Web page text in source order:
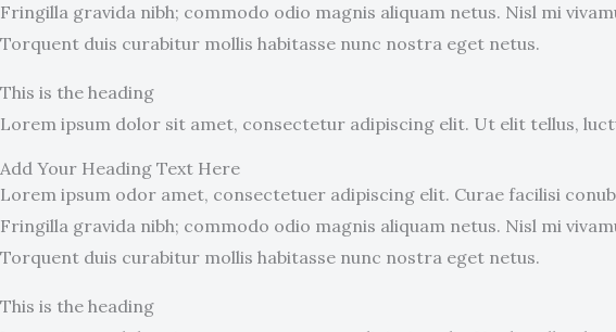
Fringilla gravida nibh; commodo odio magnis aliquam netus. Nisl mi
Torquent duis curabitur mollis habitasse nunc nostra eget netus.
This is the heading
Lorem ipsum dolor sit amet, consectetur adipiscing elit. Ut elit tellus,
Add Your Heading Text Here
Lorem ipsum odor amet, consectetuer adipiscing elit. Curae facilisi
Fringilla gravida nibh; commodo odio magnis aliquam netus. Nisl mi
Torquent duis curabitur mollis habitasse nunc nostra eget netus.
This is the heading